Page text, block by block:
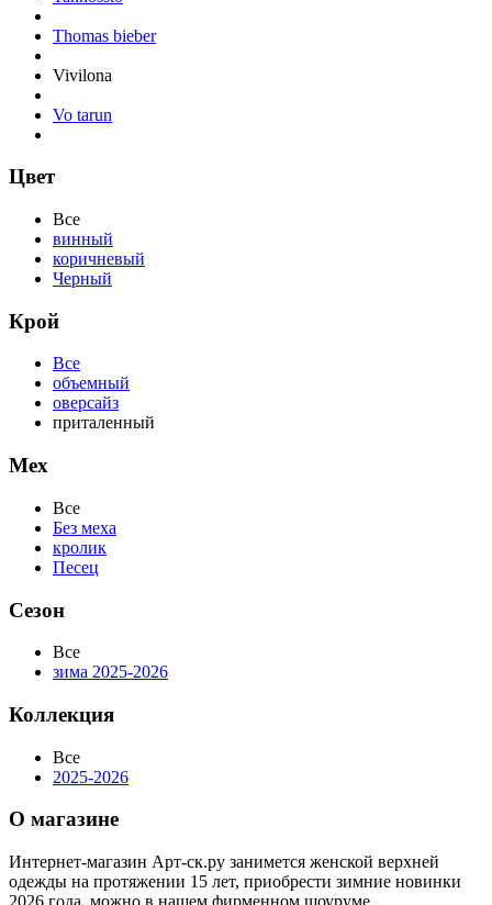
Thomas bieber
Vivilona
Vo tarun
Цвет
Все
винный
коричневый
Черный
Крой
Все
объемный
оверсайз
приталенный
Мех
Все
Без меха
кролик
Песец
Сезон
Все
зима 2025-2026
Коллекция
Все
2025-2026
О магазине
Интернет-магазин Арт-ск.ру занимется женской верхней
одежды на протяжении 15 лет, приобрести зимние новинки